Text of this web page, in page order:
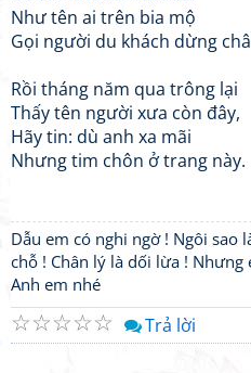
Như tên ai trên bia mộ
Gọi người du khách dừng
Rồi tháng năm qua trông lại
Thấy tên người xưa còn đây,
Hãy tin: dù anh xa mãi
Nhưng tim chôn ở trang này.
Dẫu em có nghi ngờ ! Ngôi sao
chỗ ! Chân lý là dối lừa ! Nhưng
Anh em nhé
☆
☆
☆
☆
☆ Trả lời